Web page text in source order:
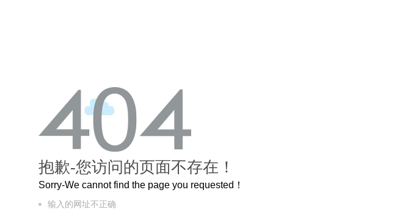
抱歉-您访问的页面不存在！
Sorry-We cannot find the page you requested！
输入的网址不正确